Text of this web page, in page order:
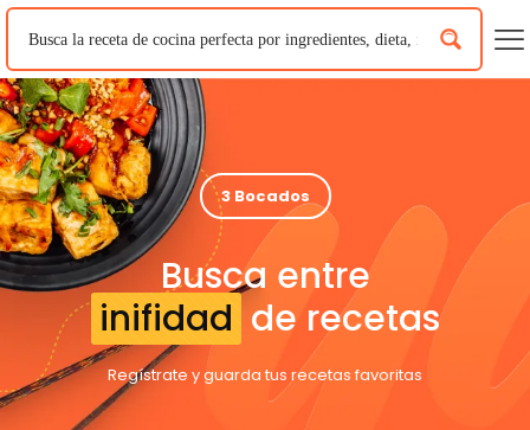
3 Bocados
Busca entre
inifidad de recetas
Regístrate y guarda tus recetas favoritas